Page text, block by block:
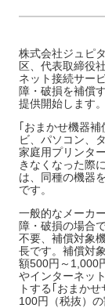
株式会社ジュピ
区、代表取締役
ネット接続サー
障・破損を補償
提供開始します。
｢おまかせ機器
ビ、パソコン、
家庭用プリンタ
きなくなった際
は、同種の機器
です。
一般的なメーカ
障・破損の場合
不要、補償対象
長です。補償対
額500円～1,000
やインターネッ
トする｢おまか
100円（税抜）の